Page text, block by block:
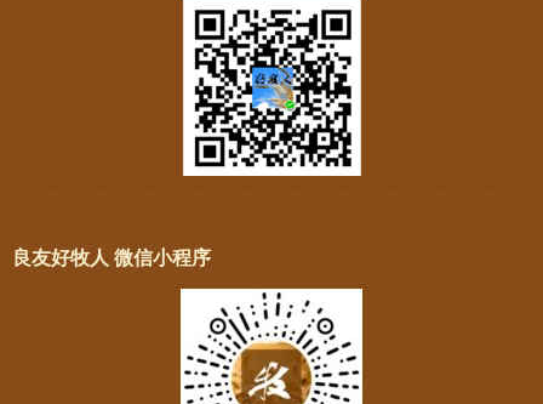
良友好牧人 微信小程序